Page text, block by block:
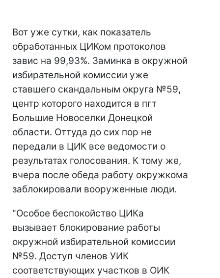
Вот уже сутки, как показатель
обработанных ЦИКом протоколов
завис на 99,93%. Заминка в окружной
избирательной комиссии уже
ставшего скандальным округа №59,
центр которого находится в пгт
Большие Новоселки Донецкой
области. Оттуда до сих пор не
передали в ЦИК все ведомости о
результатах голосования. К тому же,
вчера после обеда работу окружкома
заблокировали вооруженные люди.
"Особое беспокойство ЦИКа
вызывает блокирование работы
окружной избирательной комиссии
№59. Доступ членов УИК
соответствующих участков в ОИК